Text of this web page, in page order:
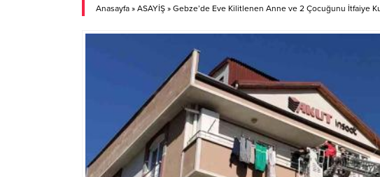
Anasayfa » ASAYİŞ » Gebze’de Eve Kilitlenen Anne ve 2 Çocuğunu İtfaiye